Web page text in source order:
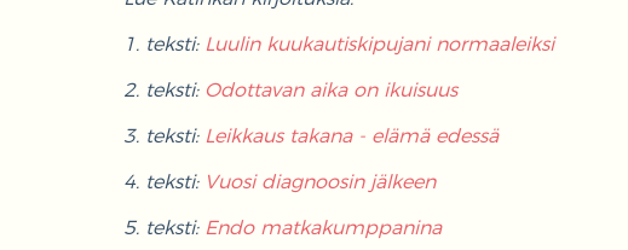
1. teksti: Luulin kuukautiskipujani normaaleiksi
2. teksti: Odottavan aika on ikuisuus
3. teksti: Leikkaus takana - elämä edessä
4. teksti: Vuosi diagnoosin jälkeen
5. teksti: Endo matkakumppanina